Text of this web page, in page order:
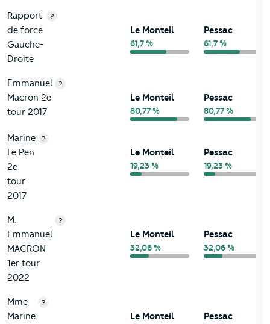
Rapport
de force
Gauche-
Droite
?
Le Monteil
61,7 %
Pessac
61,7 %
Emmanuel
Macron 2e
tour 2017
?
Le Monteil
80,77 %
Pessac
80,77 %
Marine
Le Pen
2e
tour
2017
?
Le Monteil
19,23 %
Pessac
19,23 %
M.
Emmanuel
MACRON
1er tour
2022
?
Le Monteil
32,06 %
Pessac
32,06 %
Mme
Marine
?
Le Monteil Pessac